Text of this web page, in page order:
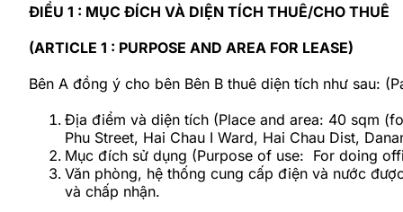
ĐIỀU 1 : MỤC ĐÍCH VÀ DIỆN TÍCH THUÊ/CHO THUÊ
(ARTICLE 1 : PURPOSE AND AREA FOR LEASE)
Bên A đồng ý cho bên Bên B thuê diện tích như sau:
Địa điểm và diện tích (Place and area: 40 sqm
Phu Street, Hai Chau I Ward, Hai Chau
Mục đích sử dụng (Purpose of use: For
Văn phòng, hệ thống cung cấp điện và nước
và chấp nhận.